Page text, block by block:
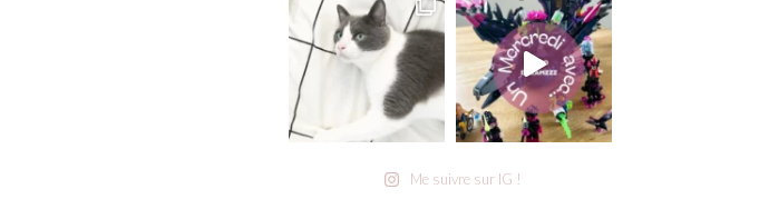
Me suivre sur IG !